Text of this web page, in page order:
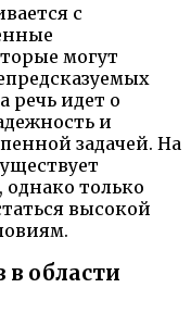
с
могут
речь идет о
и
задачей. На
однако только
высокой
области